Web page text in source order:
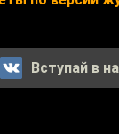
Вступай в